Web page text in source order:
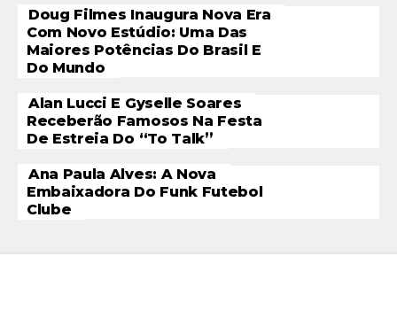
Doug Filmes Inaugura Nova Era
Com Novo Estúdio: Uma Das
Maiores Potências Do Brasil E
Do Mundo
Alan Lucci E Gyselle Soares
Receberão Famosos Na Festa
De Estreia Do “To Talk”
Ana Paula Alves: A Nova
Embaixadora Do Funk Futebol
Clube